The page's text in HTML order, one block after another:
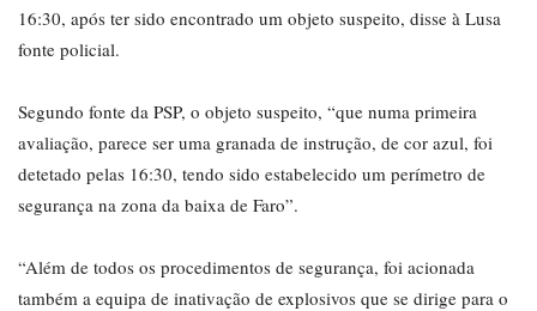
16:30, após ter sido encontrado um objeto suspeito, disse à Lusa
fonte policial.
Segundo fonte da PSP, o objeto suspeito, “que numa primeira
avaliação, parece ser uma granada de instrução, de cor azul, foi
detetado pelas 16:30, tendo sido estabelecido um perímetro de
segurança na zona da baixa de Faro”.
“Além de todos os procedimentos de segurança, foi acionada
também a equipa de inativação de explosivos que se dirige para o